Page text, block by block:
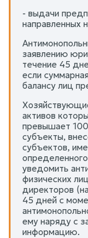
- выдачи
направленных
заявлению
течение 45
если
балансу лиц
активов
превышает
субъекты,
субъектов,
уведомить
физических
директоров
45 дней с
ему наряду с
информацию.